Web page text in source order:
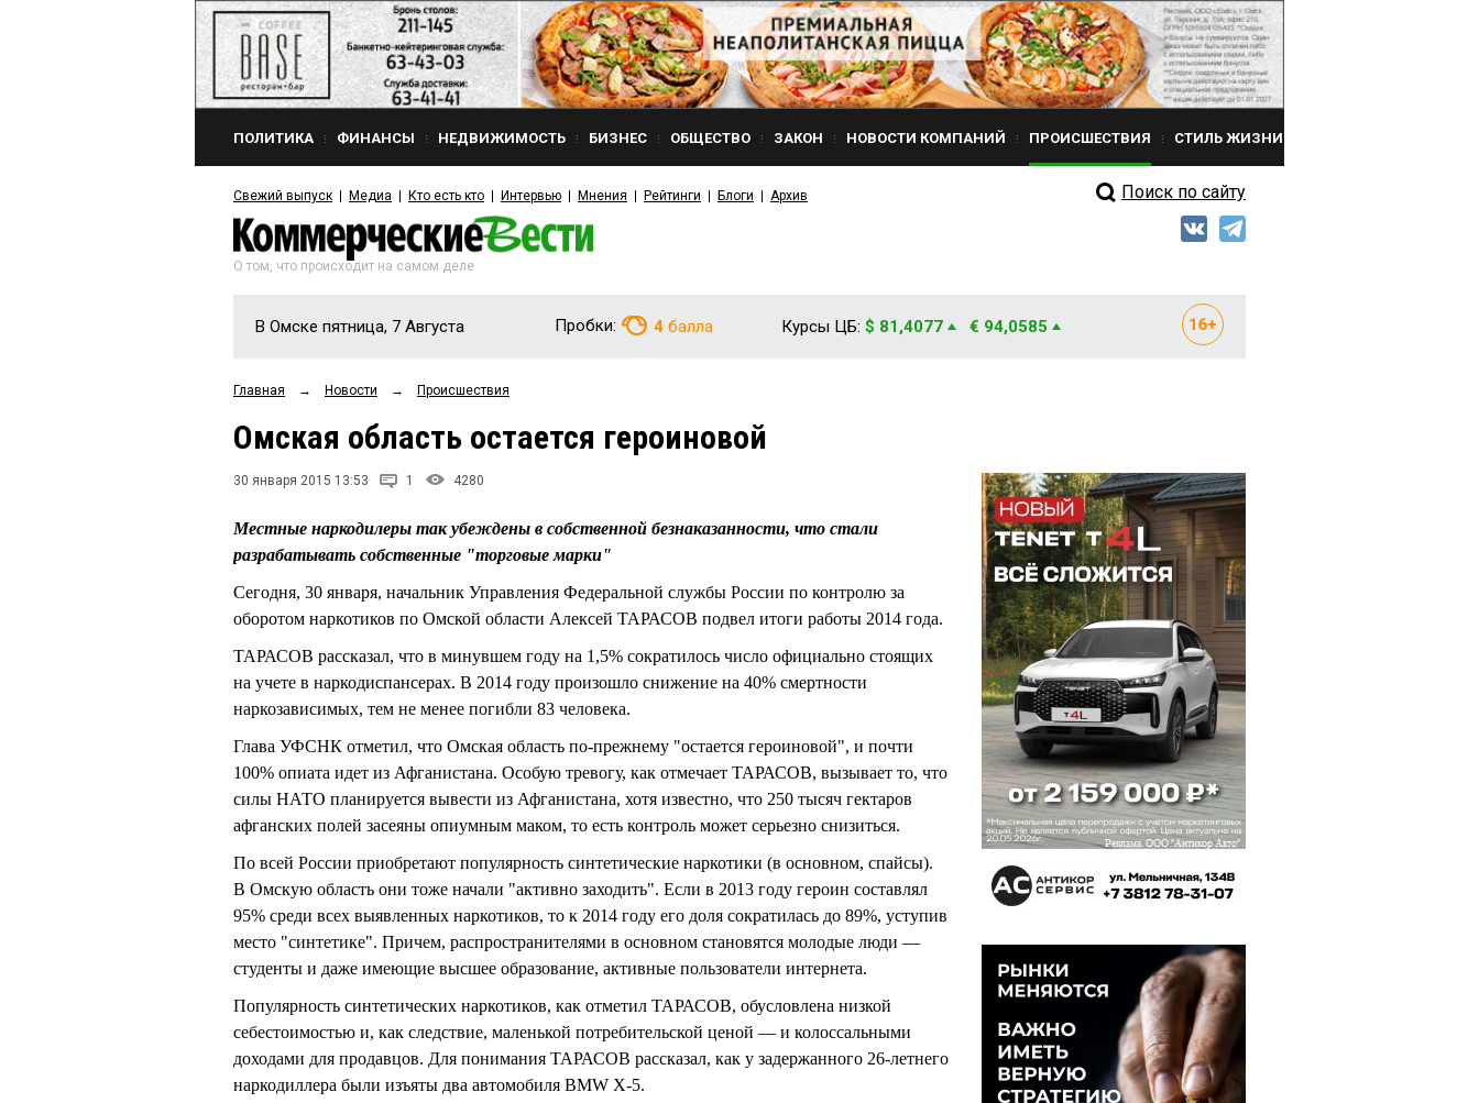
ПОЛИТИКА ФИНАНСЫ НЕДВИЖИМОСТЬ БИЗНЕС ОБЩЕСТВО ЗАКОН НОВОСТИ КОМПАНИЙ ПРОИСШЕСТВИЯ СТИЛЬ ЖИЗНИ
Свежий выпуск Медиа Кто есть кто Интервью Мнения Рейтинги Блоги Архив Поиск по сайту
О том, что происходит на самом деле
В Омске пятница, 7 Августа Пробки: 4 балла Курсы ЦБ: $ 81,4077 € 94,0585
Главная → Новости → Происшествия
Омская область остается героиновой
30 января 2015 13:53 1 4280
Местные наркодилеры так убеждены в собственной безнаказанности, что стали
разрабатывать собственные "торговые марки"
Сегодня, 30 января, начальник Управления Федеральной службы России по контролю за
оборотом наркотиков по Омской области Алексей ТАРАСОВ подвел итоги работы 2014 года.
ТАРАСОВ рассказал, что в минувшем году на 1,5% сократилось число официально стоящих
на учете в наркодиспансерах. В 2014 году произошло снижение на 40% смертности
наркозависимых, тем не менее погибли 83 человека.
Глава УФСНК отметил, что Омская область по-прежнему "остается героиновой", и почти
100% опиата идет из Афганистана. Особую тревогу, как отмечает ТАРАСОВ, вызывает то, что
силы НАТО планируется вывести из Афганистана, хотя известно, что 250 тысяч гектаров
афганских полей засеяны опиумным маком, то есть контроль может серьезно снизиться.
По всей России приобретают популярность синтетические наркотики (в основном, спайсы).
В Омскую область они тоже начали "активно заходить". Если в 2013 году героин составлял
95% среди всех выявленных наркотиков, то к 2014 году его доля сократилась до 89%, уступив
место "синтетике". Причем, распространителями в основном становятся молодые люди —
студенты и даже имеющие высшее образование, активные пользователи интернета.
Популярность синтетических наркотиков, как отметил ТАРАСОВ, обусловлена низкой
себестоимостью и, как следствие, маленькой потребительской ценой — и колоссальными
доходами для продавцов. Для понимания ТАРАСОВ рассказал, как у задержанного 26-летнего
наркодиллера были изъяты два автомобиля BMW X-5.